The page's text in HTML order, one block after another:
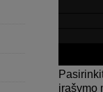
įrašymo